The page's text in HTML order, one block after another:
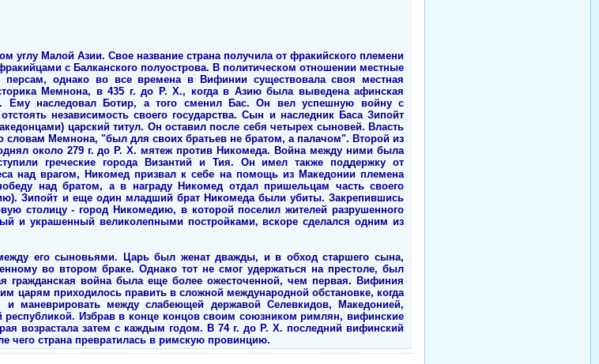
углу Малой Азии. Свое название страна получила от фракийского племени
с Балканского полуострова. В политическом отношении местные
однако во все времена в Вифинии существовала своя местная
Мемнона, в 435 г. до Р. Х., когда в Азию была выведена афинская
Ему наследовал Ботир, а того сменил Бас. Он вел успешную войну с
независимость своего государства. Сын и наследник Баса Зипойт
царский титул. Он оставил после себя четырех сыновей. Власть
словам Мемнона, "был для своих братьев не братом, а палачом". Второй из
около 279 г. до Р. Х. мятеж против Никомеда. Война между ними была
греческие города Византий и Тия. Он имел также поддержку от
над врагом, Никомед призвал к себе на помощь из Македонии племена
над братом, а в награду Никомед отдал пришельцам часть своего
Зипойт и еще один младший брат Никомеда были убиты. Закрепившись
столицу - город Никомедию, в которой поселил жителей разрушенного
и украшенный великолепными постройками, вскоре сделался одним из
его сыновьями. Царь был женат дважды, и в обход старшего сына,
во втором браке. Однако тот не смог удержаться на престоле, был
гражданская война была еще более ожесточенной, чем первая. Вифиния
царям приходилось править в сложной международной обстановке, когда
и маневрировать между слабеющей державой Селевкидов, Македонией,
Избрав в конце концов своим союзником римлян, вифинские
возрастала затем с каждым годом. В 74 г. до Р. Х. последний вифинский
чего страна превратилась в римскую провинцию.